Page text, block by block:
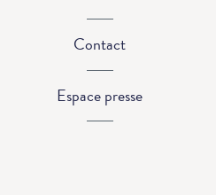
Contact
Espace presse